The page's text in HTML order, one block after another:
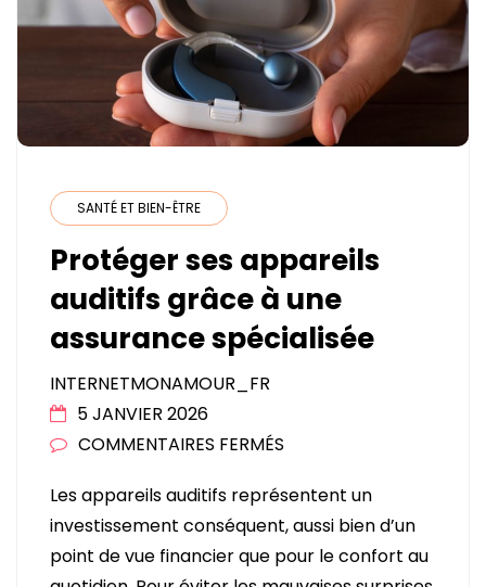
TRANSFORMER
VOTRE
APPARENCE
?
SANTÉ ET BIEN-ÊTRE
Protéger ses appareils
auditifs grâce à une
assurance spécialisée
INTERNETMONAMOUR_FR
5 JANVIER 2026
COMMENTAIRES FERMÉS
SES
APPAREILS
AUDITIFS
Les appareils auditifs représentent un
investissement conséquent, aussi bien d’un
point de vue financier que pour le confort au